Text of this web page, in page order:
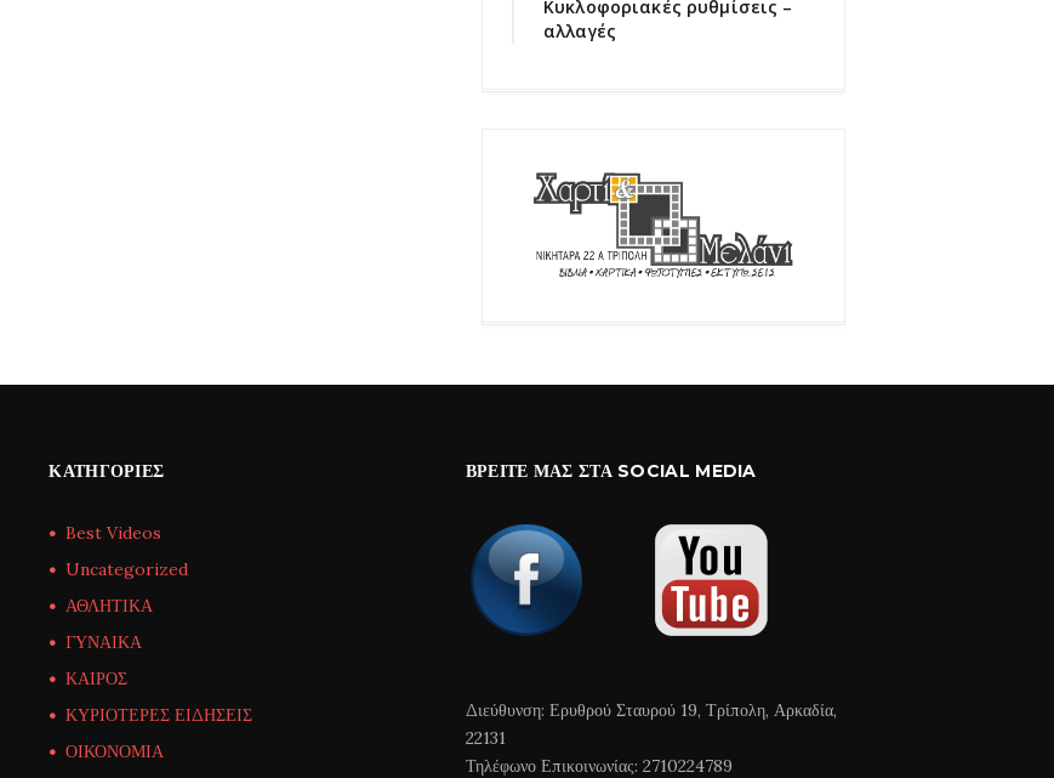
Κυκλοφοριακές ρυθμίσεις –
αλλαγές
ΚΑΤΗΓΟΡΊΕΣ
Best Videos
Uncategorized
ΑΘΛΗΤΙΚΑ
ΓΥΝΑΙΚΑ
ΚΑΙΡΟΣ
ΚΥΡΙΟΤΕΡΕΣ ΕΙΔΗΣΕΙΣ
ΟΙΚΟΝΟΜΙΑ
ΒΡΕΊΤΕ ΜΑΣ ΣΤΑ SOCIAL MEDIA
Διεύθυνση: Ερυθρού Σταυρού 19, Τρίπολη, Αρκαδία,
22131
Τηλέφωνο Επικοινωνίας: 2710224789